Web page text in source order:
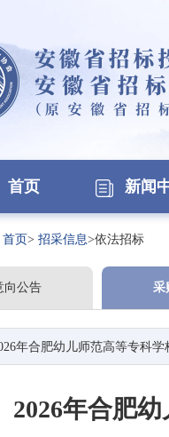
首页 新闻
首页> 招采信息>依法招标
向公告 采
年合肥幼儿师范高等专科
2026年合肥